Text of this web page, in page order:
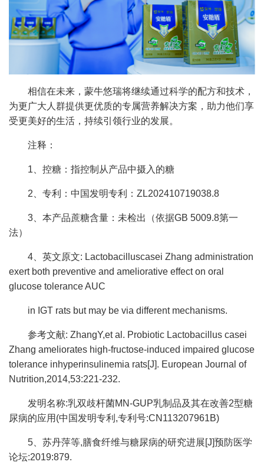
相信在未来，蒙牛悠瑞将继续通过科学的配方和技术，
为更广大人群提供更优质的专属营养解决方案，助力他们享
受更美好的生活，持续引领行业的发展。
注释：
1、控糖：指控制从产品中摄入的糖
2、专利：中国发明专利：ZL202410719038.8
3、本产品蔗糖含量：未检出（依据GB 5009.8第一
法）
4、英文原文: Lactobacilluscasei Zhang administration
exert both preventive and ameliorative effect on oral
glucose tolerance AUC
in IGT rats but may be via different mechanisms.
参考文献: ZhangY,et al. Probiotic Lactobacillus casei
Zhang ameliorates high-fructose-induced impaired glucose
tolerance inhyperinsulinemia rats[J]. European Journal of
Nutrition,2014,53:221-232.
发明名称:乳双歧杆菌MN-GUP乳制品及其在改善2型糖
尿病的应用(中国发明专利,专利号:CN113207961B)
5、苏丹萍等,膳食纤维与糖尿病的研究进展[J]预防医学
论坛:2019:879.